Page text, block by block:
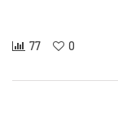
77 0